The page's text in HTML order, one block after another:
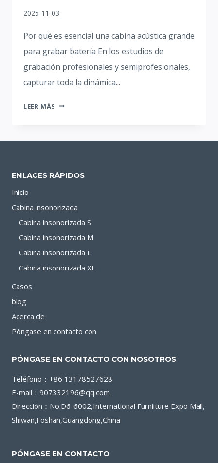
2025-11-03
Por qué es esencial una cabina acústica grande
para grabar batería En los estudios de
grabación profesionales y semiprofesionales,
capturar toda la dinámica...
LEER MÁS CABINA
GRABACIÓN
GUÍA
PROFESIONALES
ENLACES RÁPIDOS
Inicio
Cabina insonorizada
Cabina insonorizada S
Cabina insonorizada M
Cabina insonorizada L
Cabina insonorizada XL
Casos
blog
Acerca de
Póngase en contacto con
PÓNGASE EN CONTACTO CON NOSOTROS
Teléfono：+86 13178527628
E-mail：907332196@qq.com
Dirección：No.D6-6002,International Furniiture Expo Mall,
Shiwan,Foshan,Guangdong,China
PÓNGASE EN CONTACTO